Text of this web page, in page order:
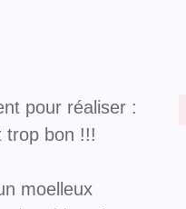
pour réaliser :
trop bon !!!
moelleux